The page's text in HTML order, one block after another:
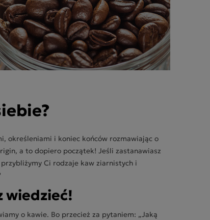
określeniami i koniec końców rozmawiając o
a to dopiero początek! Jeśli zastanawiasz
Ci rodzaje kaw ziarnistych i
wiedzieć!
o kawie. Bo przecież za pytaniem: „Jaką